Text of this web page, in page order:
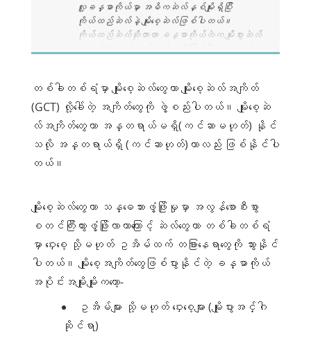
လူ့ခန္ဓာကိုယ်မှာ အဓိကဆဲလ်နှစ်မျိုးရှိပြီး
ကိုယ်ထည်ဆဲလ်နဲ့ မျိုးစေ့ဆဲလ်ဖြစ်ပါတယ်။
ကိုယ်ထည်ဆဲလ်ဆိုတာဟာ ခန္ဓာကိုယ်ထဲက မျိုးပွားဆဲလ်
လက်တင်စကားလုံး “Germen” ကလာခြင်းဖြစ်ပြီး
အညွန့်၊အတက် လို့ အဓိပ္ပါယ်ရပါတယ်။
တစ်ခါတစ်ရံမှာ မျိုးစေ့ဆဲလ်တွေဟာ မျိုးစေ့ဆဲလ်အကျိတ်
(GCT) လို့ခေါ်တဲ့ အကျိတ်တွေကို ဖွဲ့စည်းပါတယ်။ မျိုးစေ့ဆဲ
လ်အကျိတ်တွေဟာ အန္တရာယ်မရှိ(ကင်ဆာမဟုတ်) နိုင်
သလို အန္တရာယ်ရှိ (ကင်ဆာဟုတ်)တာလည်း ဖြစ်နိုင်ပါ
တယ်။
မျိုးစေ့ဆဲလ်တွေဟာ သန္ဓေသားဖွံ့ဖြိုးမှုမှာ အလွန်စောစီးစွာ
စတင်ကြီးထွားဖွံ့ဖြိုးလာတာကြောင့် ဆဲလ်တွေဟာ တစ်ခါတစ်ရံ
မှာ ဝှေးစေ့ သို့မဟုတ် ဥအိမ်ထက် တခြားနေရာတွေကို သွားနိုင်
ပါတယ်။ မျိုးစေ့အကျိတ်တွေဖြစ်ပွားနိုင်တဲ့ ခန္ဓာကိုယ်
အပိုင်းအမျိုးမျိုးကတော့-
ဥအိမ်များ သို့မဟုတ် ဝှေးစေ့များ (မျိုးပွားအင်္ဂါ
ဆိုင်ရာ)